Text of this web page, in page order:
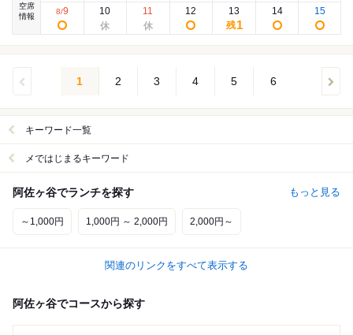
空席
情報
8/9 10 11 12
13
残1
14 15
1 2 3 4 5 6
キーワード一覧
メではじまるキーワード
阿佐ヶ谷でランチを探す もっと見る
～1,000円 1,000円 ～ 2,000円 2,000円～
関連のリンクをすべて表示する
阿佐ヶ谷でコースから探す